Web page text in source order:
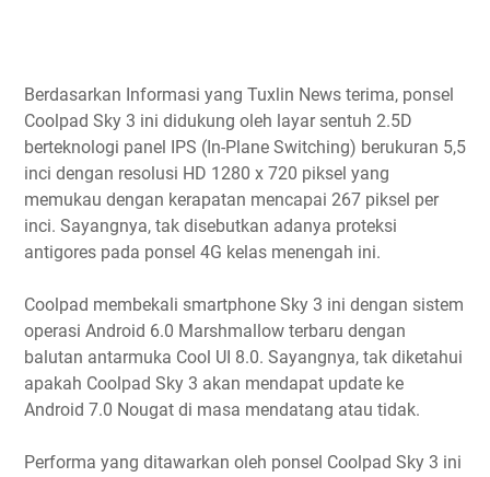
Berdasarkan Informasi yang Tuxlin News terima, ponsel
Coolpad Sky 3 ini didukung oleh layar sentuh 2.5D
berteknologi panel IPS (In-Plane Switching) berukuran 5,5
inci dengan resolusi HD 1280 x 720 piksel yang
memukau dengan kerapatan mencapai 267 piksel per
inci. Sayangnya, tak disebutkan adanya proteksi
antigores pada ponsel 4G kelas menengah ini.
Coolpad membekali smartphone Sky 3 ini dengan sistem
operasi Android 6.0 Marshmallow terbaru dengan
balutan antarmuka Cool UI 8.0. Sayangnya, tak diketahui
apakah Coolpad Sky 3 akan mendapat update ke
Android 7.0 Nougat di masa mendatang atau tidak.
Performa yang ditawarkan oleh ponsel Coolpad Sky 3 ini